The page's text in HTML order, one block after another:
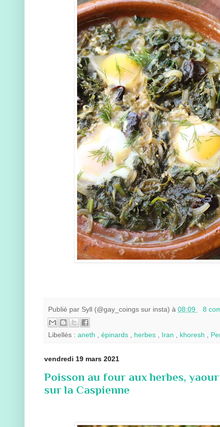
Publié par Syll (@gay_coings sur insta) à 08:09 8
Libellés : aneth épinards herbes Iran khoresh
vendredi 19 mars 2021
Poisson au four aux herbes,
sur la Caspienne